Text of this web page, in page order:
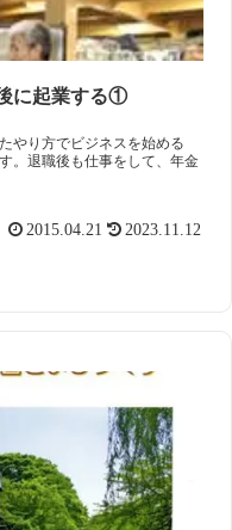
に起業する①
やり方でビジネスを始める
。退職後も仕事をして、年金
2015.04.21 2023.11.12